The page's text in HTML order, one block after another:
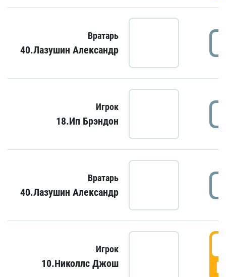
Вратарь
40.Лазушин Александр
Игрок
18.Ип Брэндон
Вратарь
40.Лазушин Александр
Игрок
10.Николлс Джош